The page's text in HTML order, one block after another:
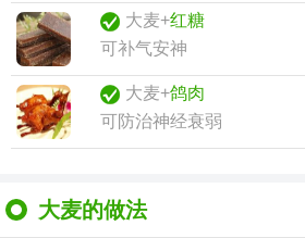
大麦+红糖
可补气安神
大麦+鸽肉
可防治神经衰弱
大麦的做法